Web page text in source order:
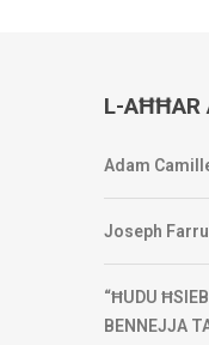
L-AĦĦAR
Adam
Joseph
“ĦUDU
BENNEJJA